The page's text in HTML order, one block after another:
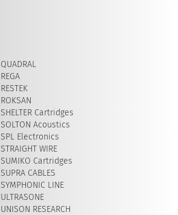
QUADRAL
REGA
RESTEK
ROKSAN
SHELTER Cartridges
SOLTON Acoustics
SPL Electronics
STRAIGHT WIRE
SUMIKO Cartridges
SUPRA CABLES
SYMPHONIC LINE
ULTRASONE
UNISON RESEARCH